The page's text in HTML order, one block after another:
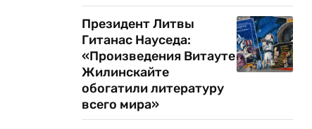
Президент Литвы
Гитанас Науседа:
«Произведения Витауте
Жилинскайте
обогатили литературу
всего мира»